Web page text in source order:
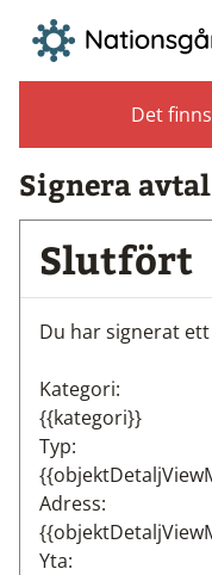
Det
Signera avtal
Slutfört
Du har signerat
Kategori:
{{kategori}}
Typ:
Adress:
Yta: